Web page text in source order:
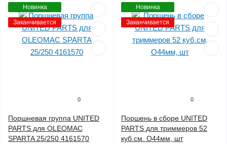
Новинка
Заканчивается
0
Поршневая группа UNITED
PARTS для OLEOMAC
SPARTA 25/250 4161570
Новинка
Заканчивается
0
Поршень в сборе UNITED
PARTS для триммеров 52
куб.см. O44мм, шт